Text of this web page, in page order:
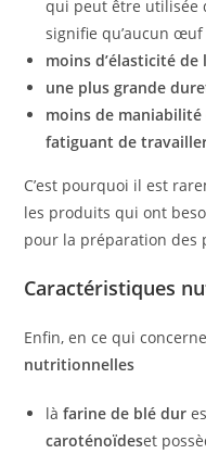
qui peut être utilisée
signifie qu’aucun œuf
moins d’élasticité de
une plus grande
moins de maniabilité
fatiguant de
C’est pourquoi il est
les produits qui ont
pour la préparation des
Caractéristiques
Enfin, en ce qui
nutritionnelles
làfarine de blé dur
caroténoïdeset